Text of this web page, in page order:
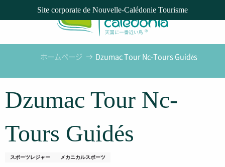
Site corporate de Nouvelle-Calédonie Tourisme
ホームページ Dzumac Tour Nc-Tours Guidés
Dzumac Tour Nc-
Tours Guidés
スポーツレジャー メカニカルスポーツ